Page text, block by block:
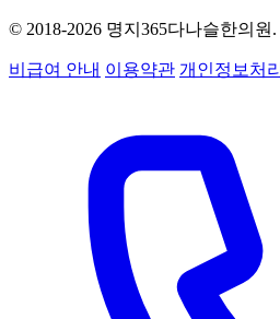
© 2018-2026 명지365다나슬한의원.
비급여 안내 이용약관 개인정보처